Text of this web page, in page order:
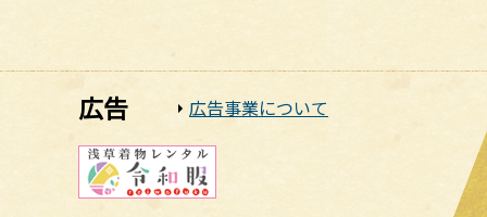
広告 広告事業について